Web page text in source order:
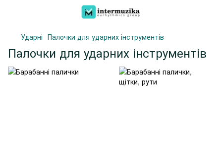
Ударні Палочки для ударних інструментів
Палочки для ударних інструментів